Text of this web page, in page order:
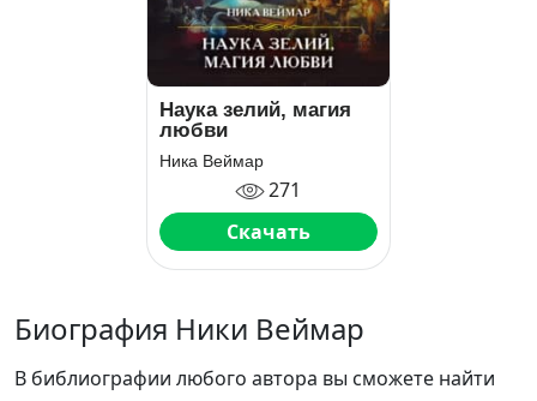
Наука зелий, магия
любви
Ника Веймар
271
Скачать
Биография Ники Веймар
В библиографии любого автора вы сможете найти